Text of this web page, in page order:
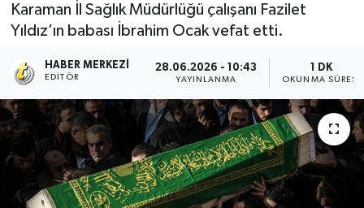
Karaman İl Sağlık Müdürlüğü çalışanı Fazilet
Yıldız’ın babası İbrahim Ocak vefat etti.
HABER MERKEZI
EDITÖR
28.06.2026 - 10:43
YAYINLANMA
1 DK
OKUNMA SÜRESI